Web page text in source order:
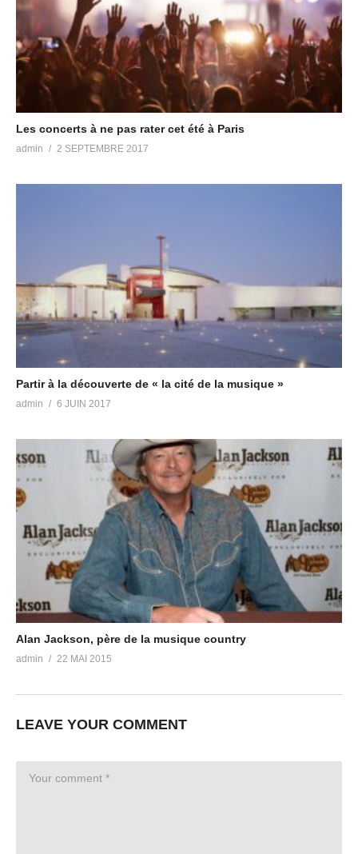
Les concerts à ne pas rater cet été à Paris
admin 2 SEPTEMBRE 2017
Partir à la découverte de « la cité de la musique »
admin 6 JUIN 2017
Alan Jackson, père de la musique country
admin 22 MAI 2015
LEAVE YOUR COMMENT